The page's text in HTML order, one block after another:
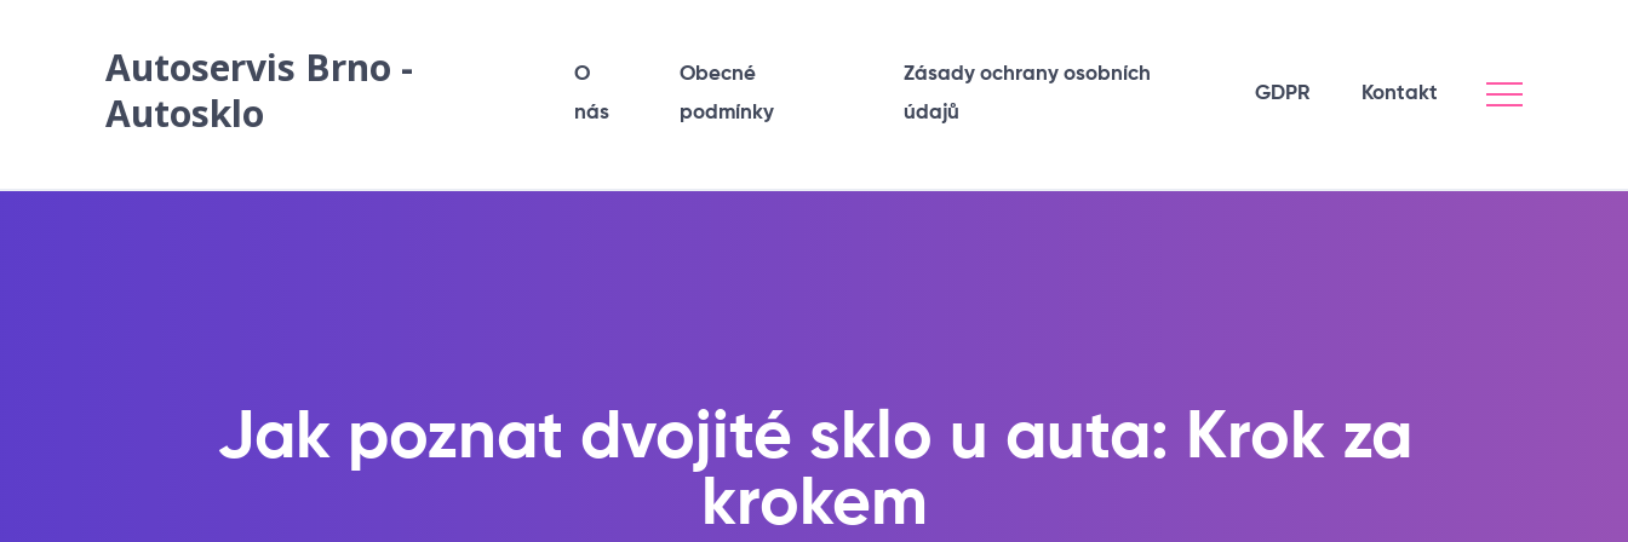
Autoservis Brno -
Autosklo
O
nás
Obecné
podmínky
Zásady ochrany osobních
údajů
GDPR Kontakt
Jak poznat dvojité sklo u auta: Krok za
krokem